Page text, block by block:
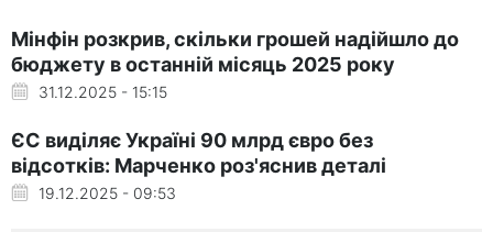
Мінфін розкрив, скільки грошей надійшло до
бюджету в останній місяць 2025 року
31.12.2025 - 15:15
ЄС виділяє Україні 90 млрд євро без
відсотків: Марченко роз'яснив деталі
19.12.2025 - 09:53